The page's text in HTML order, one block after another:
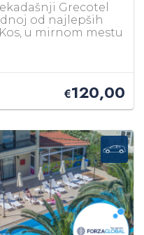
Grecotel
od najlepših
u mirnom mestu
€120,00